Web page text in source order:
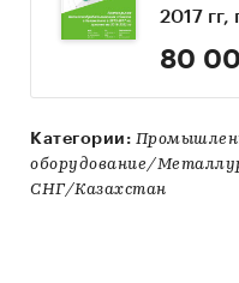
2017 гг,
80
Категории:
оборудование/
СНГ/Казахстан